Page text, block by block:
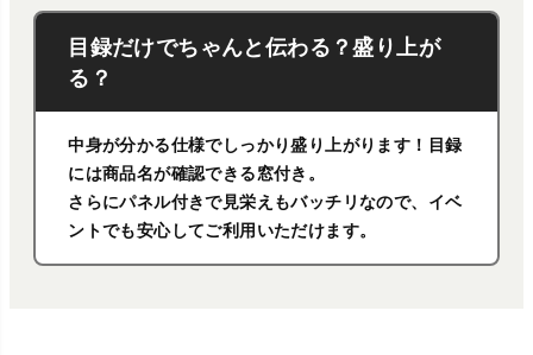
目録だけでちゃんと伝わる？盛り上が
る？
中身が分かる仕様でしっかり盛り上がります！目録
には商品名が確認できる窓付き。
さらにパネル付きで見栄えもバッチリなので、イベ
ントでも安心してご利用いただけます。